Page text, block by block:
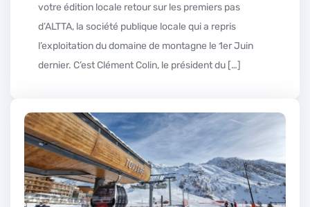
votre édition locale retour sur les premiers pas
d’ALTTA, la société publique locale qui a repris
l’exploitation du domaine de montagne le 1er Juin
dernier. C’est Clément Colin, le président du […]